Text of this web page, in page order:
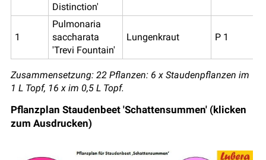
Distinction'
1
Pulmonaria
saccharata
'Trevi Fountain'
Lungenkraut P 1
Zusammensetzung: 22 Pflanzen: 6 x Staudenpflanzen im
1 L Topf, 16 x im 0,5 L Topf.
Pflanzplan Staudenbeet 'Schattensummen' (klicken
zum Ausdrucken)